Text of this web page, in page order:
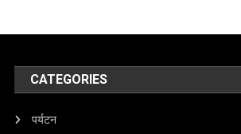
CATEGORIES
पर्यटन